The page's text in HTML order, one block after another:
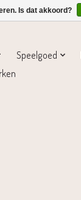
Speelgoed
Is dat akkoord?